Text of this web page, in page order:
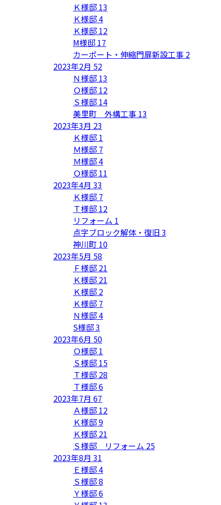
Ｋ様邸 13
Ｋ様邸4
Ｋ様邸 12
M様邸 17
カーポート・伸縮門扉新設工事 2
2023年2月 52
Ｎ様邸 13
Ｏ様邸 12
Ｓ様邸 14
美里町 外構工事 13
2023年3月 23
Ｋ様邸 1
Ｍ様邸 7
Ｍ様邸4
Ｏ様邸 11
2023年4月 33
Ｋ様邸 7
Ｔ様邸 12
リフォーム 1
点字ブロック解体・復旧 3
神川町 10
2023年5月 58
Ｆ様邸 21
Ｋ様邸 21
Ｋ様邸 2
Ｋ様邸 7
Ｎ様邸4
S様邸3
2023年6月 50
Ｏ様邸 1
Ｓ様邸 15
Ｔ様邸 28
Ｔ様邸6
2023年7月 67
Ａ様邸 12
Ｋ様邸9
Ｋ様邸 21
Ｓ様邸 リフォーム 25
2023年8月 31
Ｅ様邸4
Ｓ様邸8
Ｙ様邸6